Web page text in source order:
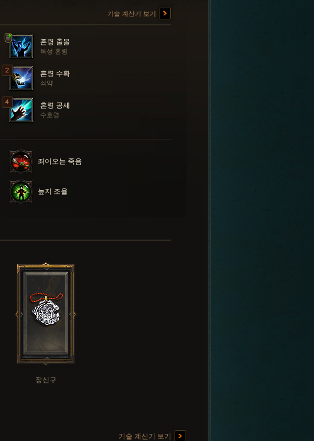
기술 계산기 보기
혼령 출몰
독성 혼령
혼령 수확
쇠약
혼령 공세
수호령
죄어오는 죽음
늪지 조율
장신구
기술 계산기 보기